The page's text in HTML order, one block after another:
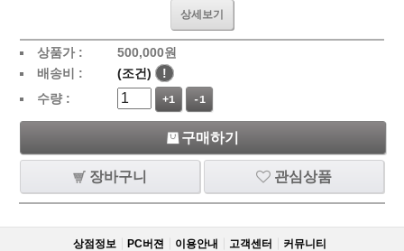
상세보기
상품가 : 500,000원
배송비 :
(조건)
!
수량 :
+1 -1
구매하기
장바구니 관심상품
상점정보 PC버젼 이용안내 고객센터 커뮤니티